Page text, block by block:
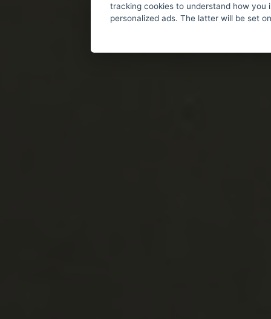
tracking cookies to understand how
personalized ads. The latter will be set